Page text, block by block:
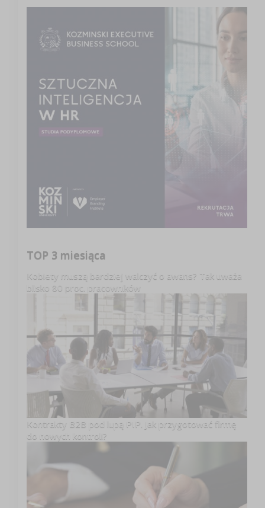
TOP 3 miesiąca
Kobiety muszą bardziej walczyć o awans? Tak uważa
blisko 80 proc. pracowników
Kontrakty B2B pod lupą PIP. Jak przygotować firmę
do nowych kontroli?